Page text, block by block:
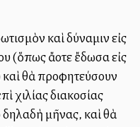
καὶ δύναμιν εἰς
ἄλλοτε ἔδωσα εἰς
θὰ προφητεύσουν
χιλίας διακοσίας
μῆνας, καὶ θὰ